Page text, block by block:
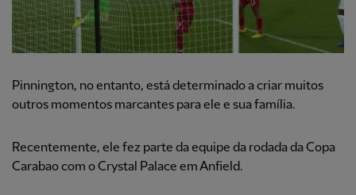
Pinnington, no entanto, está determinado a criar muitos
outros momentos marcantes para ele e sua família.
Recentemente, ele fez parte da equipe da rodada da Copa
Carabao com o Crystal Palace em Anfield.